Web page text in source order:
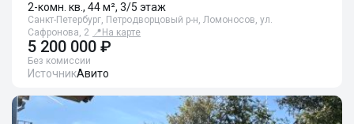
2-комн. кв., 44 м², 3/5 этаж
Санкт-Петербург, Петродворцовый р-н, Ломоносов, ул.
Сафронова, 2 📍 На карте
5 200 000 ₽
Без комиссии
ИсточникАвито